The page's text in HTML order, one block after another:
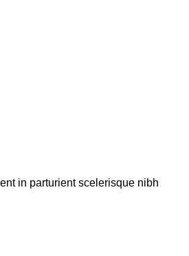
in parturient scelerisque nibh